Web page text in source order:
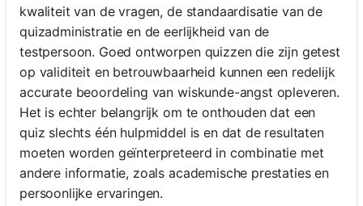
kwaliteit van de vragen, de standaardisatie van de
quizadministratie en de eerlijkheid van de
testpersoon. Goed ontworpen quizzen die zijn getest
op validiteit en betrouwbaarheid kunnen een redelijk
accurate beoordeling van wiskunde-angst opleveren.
Het is echter belangrijk om te onthouden dat een
quiz slechts één hulpmiddel is en dat de resultaten
moeten worden geïnterpreteerd in combinatie met
andere informatie, zoals academische prestaties en
persoonlijke ervaringen.